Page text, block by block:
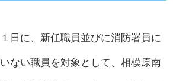
日に、新任職員並びに消防署員に
ない職員を対象として、相模原南